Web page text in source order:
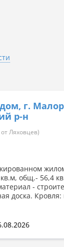
г.
р-н
Ляховцев)
общ.- 56,4
-
доска.